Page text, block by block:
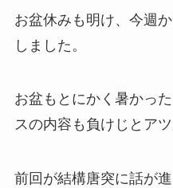
お盆休みも明け、今週
しました。
お盆もとにかく暑かっ
スの内容も負けじとア
前回が結構唐突に話が